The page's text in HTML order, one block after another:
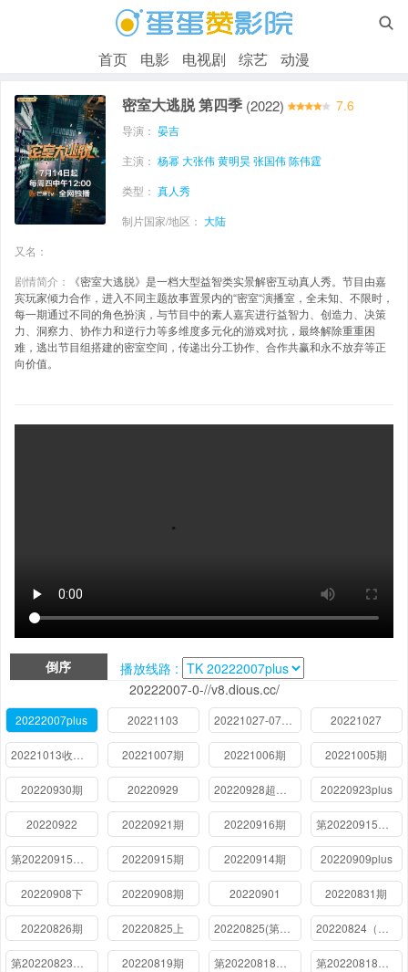

首页 电影 电视剧 综艺 动漫
密室大逃脱 第四季 (2022) 7.6
导演： 晏吉
主演： 杨幂 大张伟黄明昊张国伟陈伟霆
类型： 真人秀
制片国家/地区： 大陆
又名：
剧情简介：
《密室大逃脱》是一档大型益智类实景解密互动真人秀。节目由嘉
宾玩家倾力合作，进入不同主题故事置景内的“密室“演播室，全未知、不限时，
每一期通过不同的角色扮演，与节目中的素人嘉宾进行益智力、创造力、决策
力、洞察力、协作力和逆行力等多维度多元化的游戏对抗，最终解除重重困
难，逃出节目组搭建的密室空间，传递出分工协作、合作共赢和永不放弃等正
向价值。
倒序
播放线路 :
20222007-0-//v8.dious.cc/
20222007plus 20221103 20221027
20221007期 20221006期 20221005期
20220930期 20220929 20220923plus
20220922 20220921期 20220916期
20220915期 20220914期 20220909plus
20220908下 20220908期 20220901 20220831期
20220826期 20220825上
20220819期